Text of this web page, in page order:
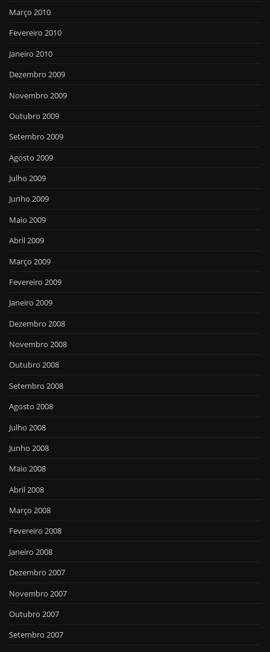
Março 2010
Fevereiro 2010
Janeiro 2010
Dezembro 2009
Novembro 2009
Outubro 2009
Setembro 2009
Agosto 2009
Julho 2009
Junho 2009
Maio 2009
Abril 2009
Março 2009
Fevereiro 2009
Janeiro 2009
Dezembro 2008
Novembro 2008
Outubro 2008
Setembro 2008
Agosto 2008
Julho 2008
Junho 2008
Maio 2008
Abril 2008
Março 2008
Fevereiro 2008
Janeiro 2008
Dezembro 2007
Novembro 2007
Outubro 2007
Setembro 2007